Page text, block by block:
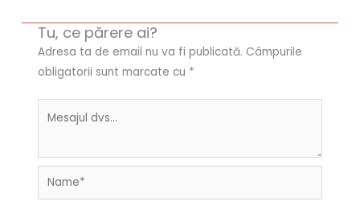
Tu, ce părere ai?
Adresa ta de email nu va fi publicată. Câmpurile
obligatorii sunt marcate cu *
Name*